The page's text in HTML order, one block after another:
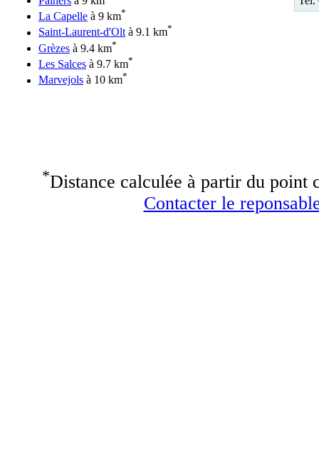
La Capelle à 9 km*
Saint-Laurent-d'Oltà 9.1 km*
Grèzes à 9.4 km*
Les Salces à 9.7 km*
Marvejols à 10 km*
*Distance calculée à partir du point
Contacter le